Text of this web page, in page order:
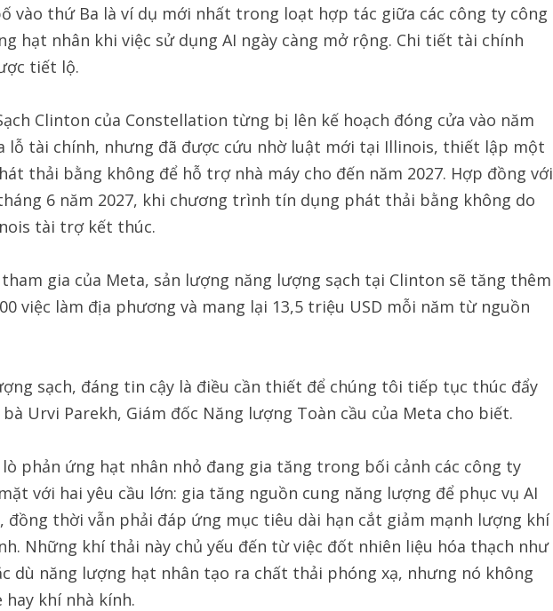
vào thứ Ba là ví dụ mới nhất trong loạt hợp tác giữa các công ty công
hạt nhân khi việc sử dụng AI ngày càng mở rộng. Chi tiết tài chính
tiết lộ.
Clinton của Constellation từng bị lên kế hoạch đóng cửa vào năm
lỗ tài chính, nhưng đã được cứu nhờ luật mới tại Illinois, thiết lập một
thải bằng không để hỗ trợ nhà máy cho đến năm 2027. Hợp đồng với
6 năm 2027, khi chương trình tín dụng phát thải bằng không do
tài trợ kết thúc.
gia của Meta, sản lượng năng lượng sạch tại Clinton sẽ tăng thêm
việc làm địa phương và mang lại 13,5 triệu USD mỗi năm từ nguồn
sạch, đáng tin cậy là điều cần thiết để chúng tôi tiếp tục thúc đẩy
Urvi Parekh, Giám đốc Năng lượng Toàn cầu của Meta cho biết.
lò phản ứng hạt nhân nhỏ đang gia tăng trong bối cảnh các công ty
với hai yêu cầu lớn: gia tăng nguồn cung năng lượng để phục vụ AI
đồng thời vẫn phải đáp ứng mục tiêu dài hạn cắt giảm mạnh lượng khí
Những khí thải này chủ yếu đến từ việc đốt nhiên liệu hóa thạch như
dù năng lượng hạt nhân tạo ra chất thải phóng xạ, nhưng nó không
khí nhà kính.